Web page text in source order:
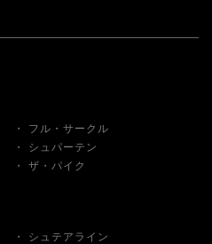
フル・サークル
シュパーテン
ザ・パイク
シュテアライン